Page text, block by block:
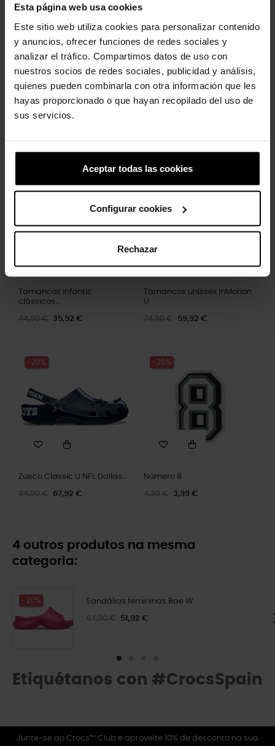
Esta página web usa cookies
Este sitio web utiliza cookies para personalizar contenido
y anuncios, ofrecer funciones de redes sociales y
analizar el tráfico. Compartimos datos de uso con
nuestros socios de redes sociales, publicidad y análisis,
quienes pueden combinarla con otra información que les
hayas proporcionado o que hayan recopilado del uso de
sus servicios.
Aceptar todas las cookies
Configurar cookies
Rechazar
As portas de ventilação proporcionam respirabilidade e
Fácil de limpar e de secagem rápida
Personalizável com enfeites Jibbitz™
Suporte de dupla densidade com sola Croslite™ e palmilha
LiteRide™
produto também compraram:
Tamancos infantis
clássicos...
44,90 € 35,92 €
Tamancos unissex InMotion
U
74,90 € 59,92 €
-20%
Zueco Classic U NFL Dallas...
84,90 € 67,92 €
-20%
Número 8
4,99 € 3,99 €
4 outros produtos na mesma
categoria:
-20% Sandálias femininas Bae W
64,90 € 51,92 €
Etiquétanos con #CrocsSpain
Junte-se ao Crocs™ Club e aproveite 10% de desconto na sua